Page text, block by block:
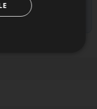
og afmelding her